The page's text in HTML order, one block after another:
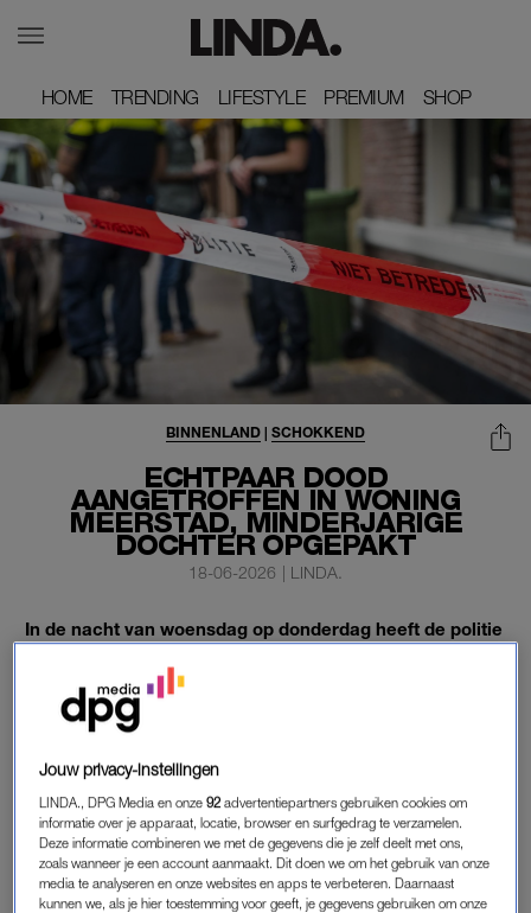
HOME
HOME TRENDING
TRENDING LIFESTYLE
LIFESTYLE PREMIUM
PREMIUM SHOP
SHOP
ECHTPAAR DOOD
AANGETROFFEN IN WONING
MEERSTAD, MINDERJARIGE
DOCHTER OPGEPAKT
BINNENLAND | SCHOKKEND
18-06-2026 | LINDA.
In de nacht van woensdag op donderdag heeft de politie
aangetroffen in een woning in Meerstad, een woonwijk
aan de rand van Groningen. Het zou gaan om een
MEERSTAD
De slachtoffers zijn een 53-jarige man en een 53-jarige vrouw
Jouw privacy-instellingen
LINDA., DPG Media en onze92 advertentiepartners gebruiken cookies om
informatie over je apparaat, locatie, browser en surfgedrag te verzamelen.
Deze informatie combineren we met de gegevens die je zelf deelt met ons,
zoals wanneer je een account aanmaakt. Dit doen we om het gebruik van onze
media te analyseren en onze websites en apps te verbeteren. Daarnaast
kunnen we, als je hier toestemming voor geeft, je gegevens gebruiken om onze